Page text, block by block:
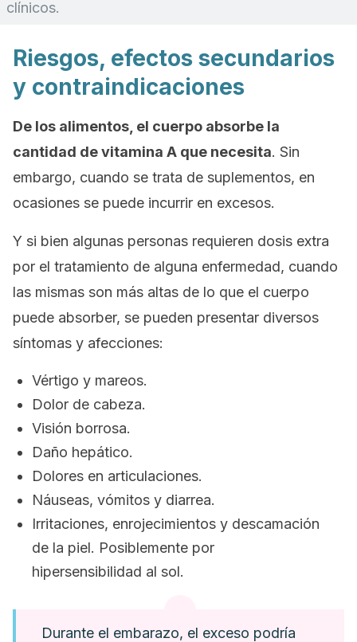
clínicos.
Riesgos, efectos secundarios
y contraindicaciones
De los alimentos, el cuerpo absorbe la
cantidad de vitamina A que necesita. Sin
embargo, cuando se trata de suplementos, en
ocasiones se puede incurrir en excesos.
Y si bien algunas personas requieren dosis extra
por el tratamiento de alguna enfermedad, cuando
las mismas son más altas de lo que el cuerpo
puede absorber, se pueden presentar diversos
síntomas y afecciones:
Vértigo y mareos.
Dolor de cabeza.
Visión borrosa.
Daño hepático.
Dolores en articulaciones.
Náuseas, vómitos y diarrea.
Irritaciones, enrojecimientos y descamación
de la piel. Posiblemente por
hipersensibilidad al sol.
Durante el embarazo, el exceso podría